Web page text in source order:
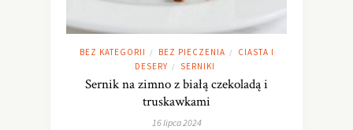
BEZ KATEGORII / BEZ PIECZENIA /
CIASTA I
DESERY / SERNIKI
Sernik na zimno z białą czekoladą i
truskawkami
16 lipca 2024